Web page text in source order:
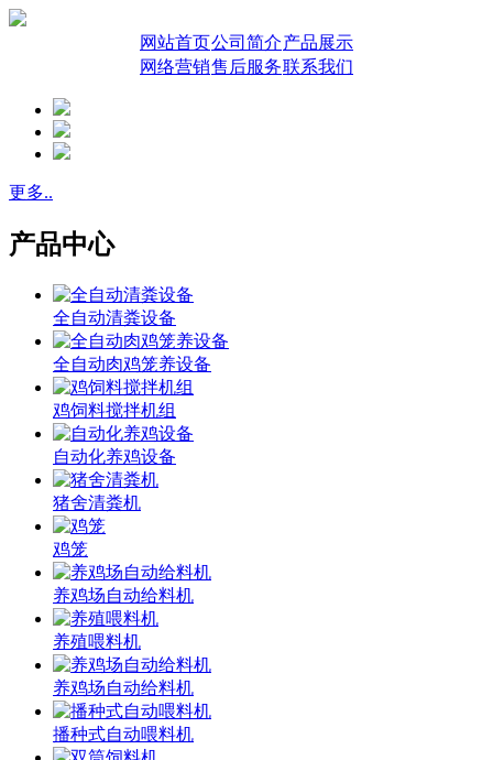
网站首页公司简介产品展示
网络营销售后服务联系我们
更多..
产品中心
全自动清粪设备
全自动肉鸡笼养设备
鸡饲料搅拌机组
自动化养鸡设备
猪舍清粪机
鸡笼
养鸡场自动给料机
养殖喂料机
养鸡场自动给料机
播种式自动喂料机